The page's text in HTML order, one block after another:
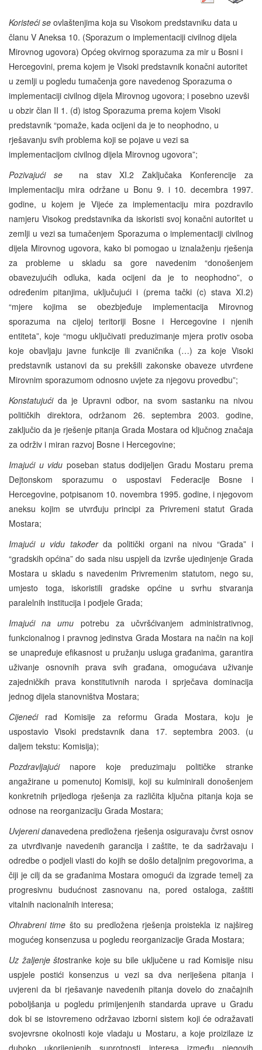
Koristeći se ovlaštenjima koja su Visokom predstavniku data u
članu V Aneksa 10. (Sporazum o implementaciji civilnog dijela
Mirovnog ugovora) Općeg okvirnog sporazuma za mir u Bosni i
Hercegovini, prema kojem je Visoki predstavnik konačni autoritet
u zemlji u pogledu tumačenja gore navedenog Sporazuma o
implementaciji civilnog dijela Mirovnog ugovora; i posebno uzevši
u obzir član II 1. (d) istog Sporazuma prema kojem Visoki
predstavnik “pomaže, kada ocijeni da je to neophodno, u
rješavanju svih problema koji se pojave u vezi sa
implementacijom civilnog dijela Mirovnog ugovora”;
Pozivajući sena stav XI.2 Zaključaka Konferencije za
implementaciju mira održane u Bonu 9. i 10. decembra 1997.
godine, u kojem je Vijeće za implementaciju mira pozdravilo
namjeru Visokog predstavnika da iskoristi svoj konačni autoritet u
zemlji u vezi sa tumačenjem Sporazuma o implementaciji civilnog
dijela Mirovnog ugovora, kako bi pomogao u iznalaženju rješenja
za probleme u skladu sa gore navedenim “donošenjem
obavezujućih odluka, kada ocijeni da je to neophodno”, o
određenim pitanjima, uključujući i (prema tački (c) stava XI.2)
“mjere kojima se obezbjeđuje implementacija Mirovnog
sporazuma na cijeloj teritoriji Bosne i Hercegovine i njenih
entiteta”, koje “mogu uključivati preduzimanje mjera protiv osoba
koje obavljaju javne funkcije ili zvaničnika (…) za koje Visoki
predstavnik ustanovi da su prekšili zakonske obaveze utvrđene
Mirovnim sporazumom odnosno uvjete za njegovu provedbu”;
Konstatujući da je Upravni odbor, na svom sastanku na nivou
političkih direktora, održanom 26. septembra 2003. godine,
zaključio da je rješenje pitanja Grada Mostara od ključnog značaja
za održiv i miran razvoj Bosne i Hercegovine;
Imajući u vidu poseban status dodijeljen Gradu Mostaru prema
Dejtonskom sporazumu o uspostavi Federacije Bosne i
Hercegovine, potpisanom 10. novembra 1995. godine, i njegovom
aneksu kojim se utvrđuju principi za Privremeni statut Grada
Mostara;
Imajući u vidu takođerda politički organi na nivou “Grada” i
“gradskih općina” do sada nisu uspjeli da izvrše ujedinjenje Grada
Mostara u skladu s navedenim Privremenim statutom, nego su,
umjesto toga, iskoristili gradske općine u svrhu stvaranja
paralelnih institucija i podjele Grada;
Imajući na umu potrebu za učvršćivanjem administrativnog,
funkcionalnog i pravnog jedinstva Grada Mostara na način na koji
se unapređuje efikasnost u pružanju usluga građanima, garantira
uživanje osnovnih prava svih građana, omogućava uživanje
zajedničkih prava konstitutivnih naroda i sprječava dominacija
jednog dijela stanovništva Mostara;
Cijeneći rad Komisije za reformu Grada Mostara, koju je
uspostavio Visoki predstavnik dana 17. septembra 2003. (u
daljem tekstu: Komisija);
Pozdravljajući napore koje preduzimaju političke stranke
angažirane u pomenutoj Komisiji, koji su kulminirali donošenjem
konkretnih prijedloga rješenja za različita ključna pitanja koja se
odnose na reorganizaciju Grada Mostara;
Uvjereni danavedena predložena rješenja osiguravaju čvrst osnov
za utvrđivanje navedenih garancija i zaštite, te da sadržavaju i
odredbe o podjeli vlasti do kojih se došlo detaljnim pregovorima, a
čiji je cilj da se građanima Mostara omogući da izgrade temelj za
progresivnu budućnost zasnovanu na, pored ostaloga, zaštiti
vitalnih nacionalnih interesa;
Ohrabreni time što su predložena rješenja proistekla iz najšireg
mogućeg konsenzusa u pogledu reorganizacije Grada Mostara;
Uz žaljenje štostranke koje su bile uključene u rad Komisije nisu
uspjele postići konsenzus u vezi sa dva neriješena pitanja i
uvjereni da bi rješavanje navedenih pitanja dovelo do značajnih
poboljšanja u pogledu primijenjenih standarda uprave u Gradu
dok bi se istovremeno održavao izborni sistem koji će odražavati
svojevrsne okolnosti koje vladaju u Mostaru, a koje proizilaze iz
duboko ukorijenjenih suprotnosti interesa između njegovih